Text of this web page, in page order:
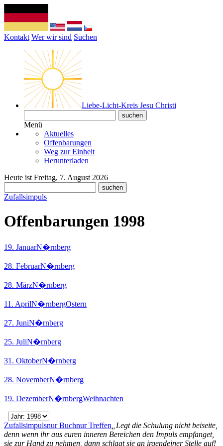
Kontakt Wer wir sind Suchen
Liebe-Licht-Kreis Jesu Christi
Menü
Aktuelles
Offenbarungen
Weg zur Einheit
Herunterladen
Heute ist Freitag, 7. August 2026
Zufallsimpuls
Offenbarungen 1998
19. JanuarN�rnberg
28. FebruarN�rnberg
28. MärzN�rnberg
11. AprilN�rnbergOstern
27. JuniN�rnberg
25. JuliN�rnberg
31. OktoberN�rnberg
28. NovemberN�rnberg
19. DezemberN�rnbergWeihnachten
Zufallsimpulsnur Buchnur Treffen „Legt die Schulung nicht beiseite,
denn wenn ihr aus euren inneren Bereichen den Impuls empfanget,
sie zur Hand zu nehmen, dann schlagt sie an irgendeiner Stelle auf!